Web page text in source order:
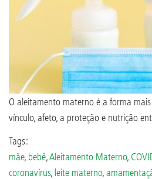
O aleitamento materno é a forma
vínculo, afeto, a proteção e nutrição
Tags:
mãe, bebê,Aleitamento Materno,
coronavírus, leite materno,